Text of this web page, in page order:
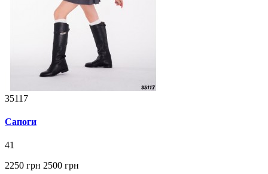
35117
Сапоги
41
2250 грн 2500 грн